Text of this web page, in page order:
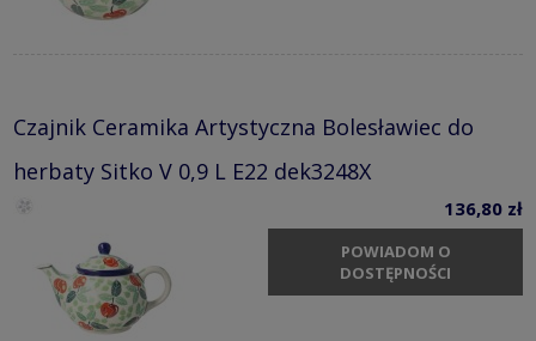
Czajnik Ceramika Artystyczna Bolesławiec do
herbaty Sitko V 0,9 L E22 dek3248X
136,80 zł
POWIADOM O
DOSTĘPNOŚCI